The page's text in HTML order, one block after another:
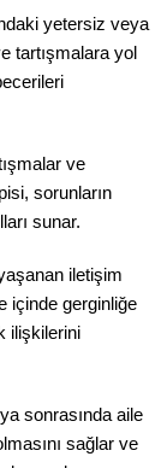
yetersiz veya
tartışmalara yol
ve
sorunların
sunar.
iletişim
içinde gerginliğe
ilişkilerini
sonrasında aile
sağlar ve